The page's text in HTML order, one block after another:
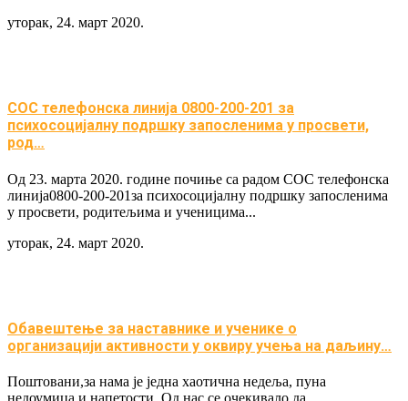
уторак, 24. март 2020.
СОС телефонска линија 0800-200-201 за
психосоцијалну подршку запосленима у просвети,
род…
Од 23. марта 2020. године почиње са радом СОС телефонска
линија0800-200-201за психосоцијалну подршку запосленима
у просвети, родитељима и ученицима...
уторак, 24. март 2020.
Обавештење за наставнике и ученике о
организацији активности у оквиру учења на даљину…
Поштовани,за нама је једна хаотична недеља, пуна
недоумица и напетости. Од нас се очекивало да